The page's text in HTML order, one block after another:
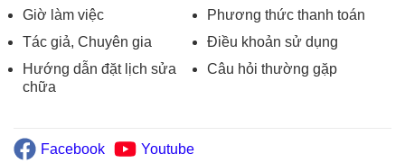
Giờ làm việc
Tác giả, Chuyên gia
Hướng dẫn đặt lịch sửa
chữa
Phương thức thanh toán
Điều khoản sử dụng
Câu hỏi thường gặp
Facebook Youtube